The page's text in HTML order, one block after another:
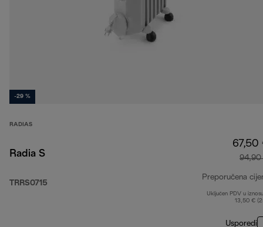
-29 %
RADIAS
Radia S
TRRS0715
67,50
Preporučena
Uključen PDV u
13,50 €
Usporedi